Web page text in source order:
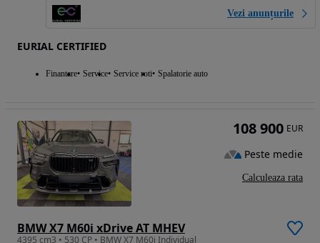
Vezi anunțurile
EURIAL CERTIFIED
Finantare Service Service roti Spalatorie auto
BMW X7 M60i xDrive AT MHEV
4395 cm3 • 530 CP • BMW X7 M60i Individual
108 900 EUR
Peste medie
Calculeaza rata